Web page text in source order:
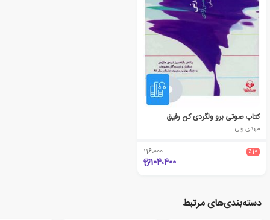
کتاب صوتی برو ولگردی کن رفیق
مهدی ربی
٪10 116،000
104،400
دسته‌بندی‌های مرتبط